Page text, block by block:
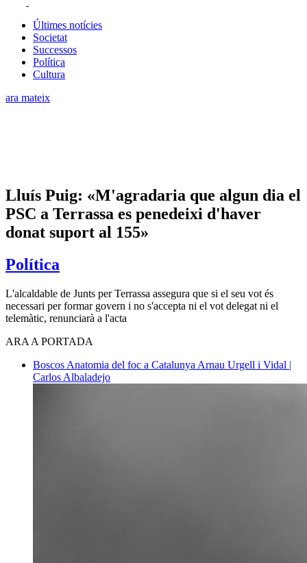
Últimes notícies
Societat
Successos
Política
Cultura
ara mateix
Lluís Puig: «M'agradaria que algun dia el
PSC a Terrassa es penedeixi d'haver
donat suport al 155»
Política
​L'alcaldable de Junts per Terrassa assegura que si el seu vot és
necessari per formar govern i no s'accepta ni el vot delegat ni el
telemàtic, renunciarà a l'acta
ARA A PORTADA
Boscos Anatomia del foc a Catalunya Arnau Urgell i Vidal |
Carlos Albaladejo